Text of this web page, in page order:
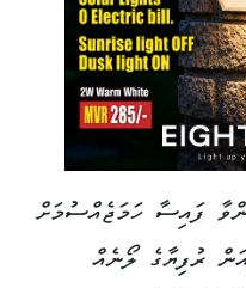
ފައިސާ ހަމަޖެއްސުމަށް
އިން 400 މިލިއަން ރުފިޔާގެ ލޯނެއް